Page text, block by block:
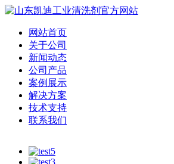
网站首页
关于公司
新闻动态
公司产品
案例展示
解决方案
技术支持
联系我们